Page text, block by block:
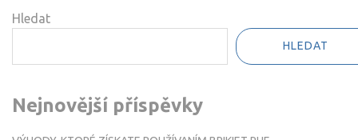
Hledat
HLEDAT
Nejnovější příspěvky